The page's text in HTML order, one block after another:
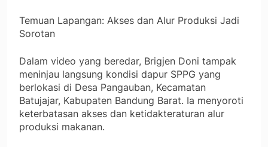
Temuan Lapangan: Akses dan Alur Produksi Jadi
Sorotan
Dalam video yang beredar, Brigjen Doni tampak
meninjau langsung kondisi dapur SPPG yang
berlokasi di Desa Pangauban, Kecamatan
Batujajar, Kabupaten Bandung Barat. Ia menyoroti
keterbatasan akses dan ketidakteraturan alur
produksi makanan.